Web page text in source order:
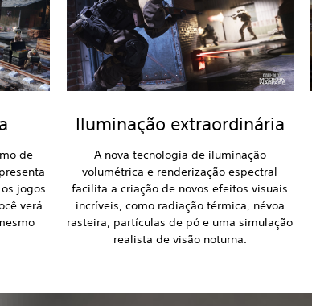
de
jogos
verá
Iluminação extraordinária
A nova tecnologia de iluminação
volumétrica e renderização espectral
facilita a criação de novos efeitos visuais
incríveis, como radiação térmica, névoa
rasteira, partículas de pó e uma simulação
realista de visão noturna.